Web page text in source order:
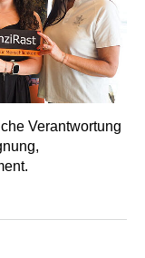
Verantwortung